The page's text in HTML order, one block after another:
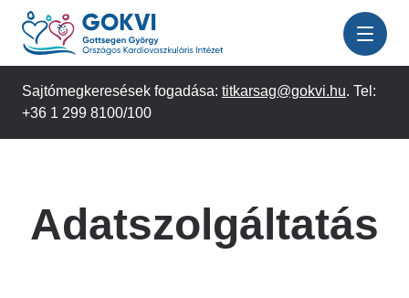
Ugrás
tartalomra
Sajtómegkeresések fogadása: titkarsag@gokvi.hu. Tel:
+36 1 299 8100/100
Adatszolgáltatás